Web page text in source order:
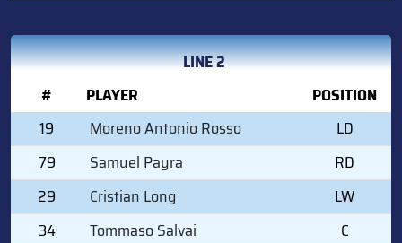
LINE 2
#
PLAYER
POSITION
19
Moreno Antonio Rosso
LD
79
Samuel Payra
RD
29
Cristian Long
LW
34
Tommaso Salvai
C